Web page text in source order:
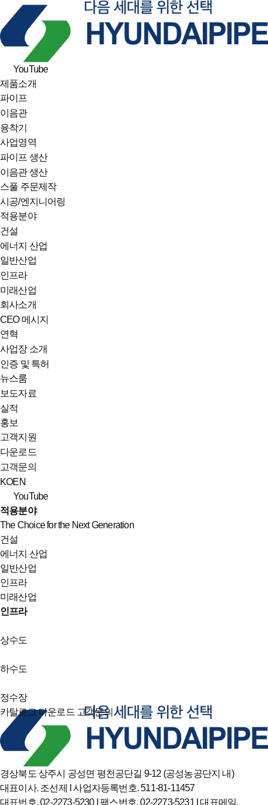
YouTube
제품소개
파이프
이음관
융착기
사업영역
파이프 생산
이음관 생산
스풀 주문제작
시공/엔지니어링
적용분야
건설
에너지 산업
일반산업
인프라
미래산업
회사소개
CEO 메시지
연혁
사업장 소개
인증 및 특허
뉴스룸
보도자료
실적
홍보
고객지원
다운로드
고객문의
KOEN
YouTube
적용분야
The Choice for the Next Generation
건설
에너지 산업
일반산업
인프라
미래산업
인프라
상수도
하수도
정수장
카탈로그다운로드 고객문의
경상북도 상주시 공성면 평천공단길 9-12 (공성농공단지 내)
대표이사. 조선제 I 사업자등록번호. 511-81-11457
대표번호. 02-2273-5230 I 팩스번호. 02-2273-5231 I 대표메일.